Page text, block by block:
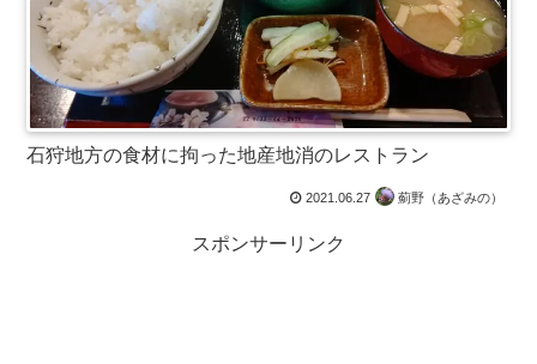
石狩地方の食材に拘った地産地消のレストラン
2021.06.27 薊野（あざみの）
スポンサーリンク